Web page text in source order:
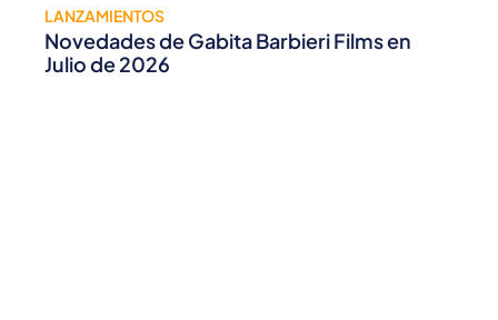
LANZAMIENTOS
Novedades de Gabita Barbieri Films en
Julio de 2026